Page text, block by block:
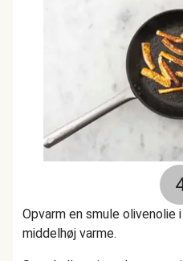
Opvarm en smule
middelhøj varme.